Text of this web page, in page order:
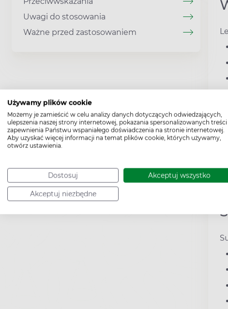
Używamy plików cookie
Możemy je zamieścić w celu analizy danych dotyczących odwiedzających,
ulepszenia naszej strony internetowej, pokazania spersonalizowanych treści
zapewnienia Państwu wspaniałego doświadczenia na stronie internetowej.
Aby uzyskać więcej informacji na temat plików cookie, których używamy,
otwórz ustawienia.
Dostosuj Akceptuj wszystko
Akceptuj niezbędne
Uwagi do stosowania
Ważne przed zastosowaniem